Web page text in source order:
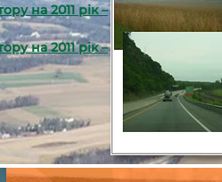
на 2011 рік –
на 2011 рік –